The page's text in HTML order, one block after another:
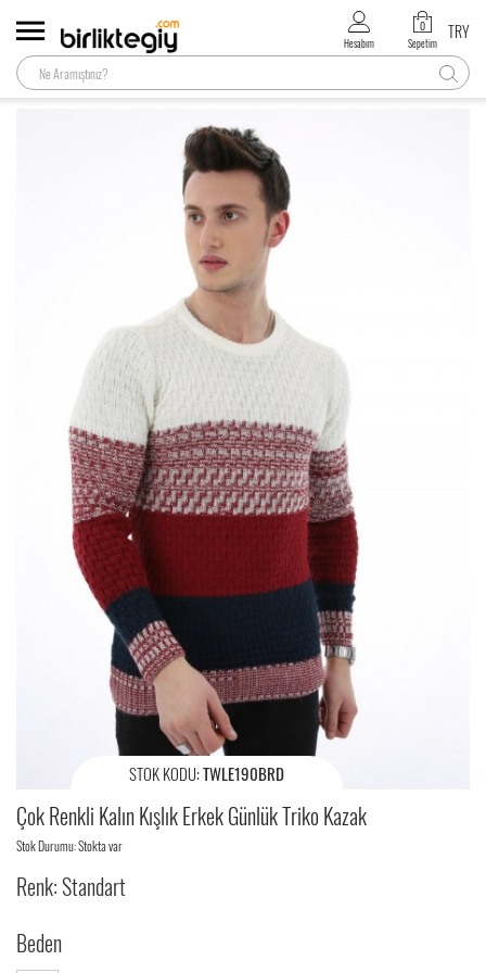
Hesabım
0
Sepetim
TRY
STOK KODU:TWLE190BRD
Çok Renkli Kalın Kışlık Erkek Günlük Triko Kazak
Stok Durumu: Stokta var
Renk: Standart
Beden